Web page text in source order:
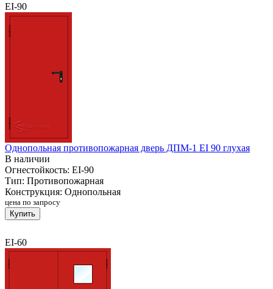
EI-90
Однопольная противопожарная дверь ДПМ-1 EI 90 глухая
В наличии
Огнестойкость: EI-90
Тип: Противопожарная
Конструкция: Однопольная
цена по запросу
Купить
EI-60